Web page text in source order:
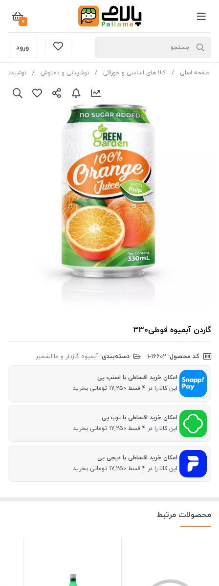
0
ورود
صفحه اصلی کالا های اساسی و خوراکی نوشیدنی و دمنوش نوشیدنی
گاردن آبمیوه قوطی330
کد محصول: دسته‌بندی: آبمیوه گازدار و ماالشعیر
امکان خرید اقساطی با اسنپ پی
این کالا را در 4 قسط 17,250 تومانی بخرید
امکان خرید اقساطی با ترب پی
این کالا را در 4 قسط 17,250 تومانی بخرید
امکان خرید اقساطی با دیجی پی
این کالا را در 4 قسط 17,250 تومانی بخرید
محصولات مرتبط